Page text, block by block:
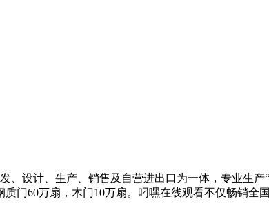
、设计、生产、销售及自营进出口为一体，专业生
门60万扇，木门10万扇。叼嘿在线观看不仅畅销全